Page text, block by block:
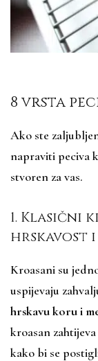
8 vrsta
Ako ste
napraviti peciva
stvoren za vas.
1. Klasični
hrskavost i
Kroasani su
uspijevaju
hrskavu koru i
kroasan
kako bi se